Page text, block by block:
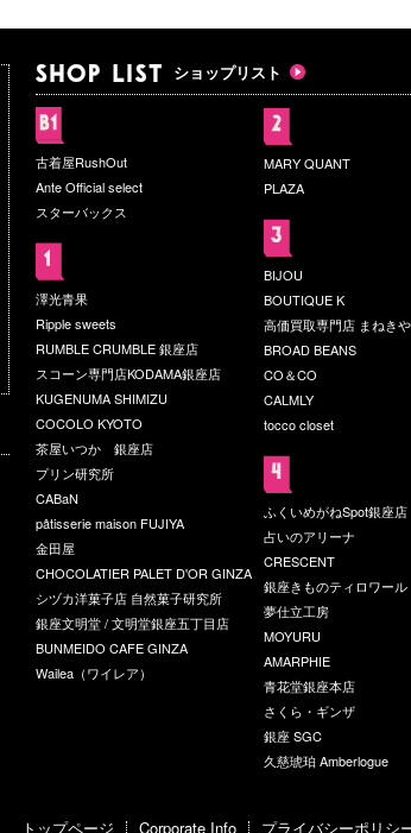
ショップリスト
古着屋RushOut
Ante Official select
スターバックス
澤光青果
Ripple sweets
RUMBLE CRUMBLE 銀座店
スコーン専門店KODAMA銀座店
KUGENUMA SHIMIZU
COCOLO KYOTO
茶屋いつか 銀座店
プリン研究所
CABaN
pâtisserie maison FUJIYA
金田屋
CHOCOLATIER PALET D'OR GINZA
シヅカ洋菓子店 自然菓子研究所
銀座文明堂 / 文明堂銀座五丁目店
BUNMEIDO CAFE GINZA
Wailea（ワイレア）
MARY QUANT
PLAZA
BIJOU
BOUTIQUE K
高価買取専門店 まねき
BROAD BEANS
CO＆CO
CALMLY
tocco closet
ふくいめがねSpot銀座店
占いのアリーナ
CRESCENT
銀座きものティロワール
夢仕立工房
MOYURU
AMARPHIE
青花堂銀座本店
さくら・ギンザ
銀座 SGC
久慈琥珀 Amberlogue
トップページ Corporate Info プライバシーポリシ